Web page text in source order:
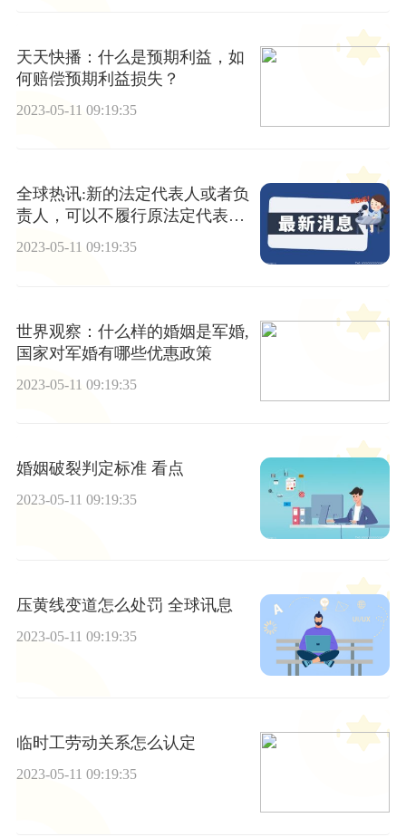
天天快播：什么是预期利益，如
何赔偿预期利益损失？
2023-05-11 09:19:35
全球热讯:新的法定代表人或者负
责人，可以不履行原法定代表
人、负责人签订的合同吗？
2023-05-11 09:19:35
世界观察：什么样的婚姻是军婚,
国家对军婚有哪些优惠政策
2023-05-11 09:19:35
婚姻破裂判定标准 看点
2023-05-11 09:19:35
压黄线变道怎么处罚 全球讯息
2023-05-11 09:19:35
临时工劳动关系怎么认定
2023-05-11 09:19:35